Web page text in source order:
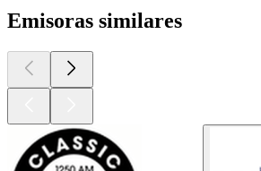
Emisoras similares